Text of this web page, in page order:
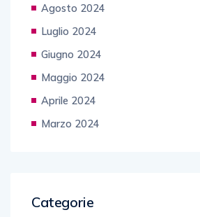
Agosto 2024
Luglio 2024
Giugno 2024
Maggio 2024
Aprile 2024
Marzo 2024
Categorie